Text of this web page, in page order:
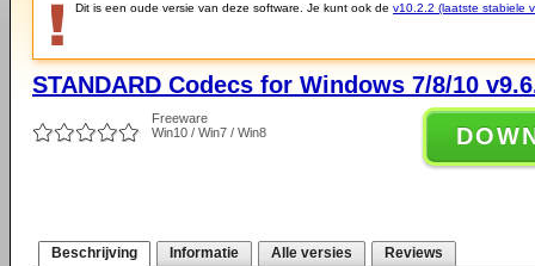
Dit is een oude versie van deze software. Je kunt ook de v10.2.2 (laatste stabiele
STANDARD Codecs for Windows 7/8/10
Freeware
Win10 / Win7 / Win8
Beschrijving Informatie Alle versies Reviews